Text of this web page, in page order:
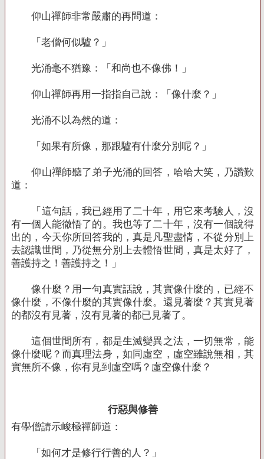
仰山禪師非常嚴肅的再問道：
「老僧何似驢？」
光涌毫不猶豫：「和尚也不像佛！」
仰山禪師再用一指指自己說：「像什麼？」
光涌不以為然的道：
「如果有所像，那跟驢有什麼分別呢？」
仰山禪師聽了弟子光涌的回答，哈哈大笑，乃讚歎
道：
「這句話，我已經用了二十年，用它來考驗人，沒
有一個人能徹悟了的。我也等了二十年，沒有一個說得
出的，今天你所回答我的，真是凡聖盡情，不從分別上
去認識世間，乃從無分別上去體悟世間，真是太好了，
善護持之！善護持之！」
像什麼？用一句真實話說，其實像什麼的，已經不
像什麼，不像什麼的其實像什麼。還見著麼？其實見著
的都沒有見著，沒有見著的都已見著了。
這個世間所有，都是生滅變異之法，一切無常，能
像什麼呢？而真理法身，如同虛空，虛空雖說無相，其
實無所不像，你有見到虛空嗎？虛空像什麼？
行惡與修善
有學僧請示峻極禪師道：
「如何才是修行行善的人？」